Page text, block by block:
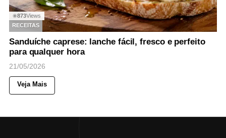
◉873Views
RECEITAS
Sanduíche caprese: lanche fácil, fresco e perfeito
para qualquer hora
21/05/2026
Veja Mais